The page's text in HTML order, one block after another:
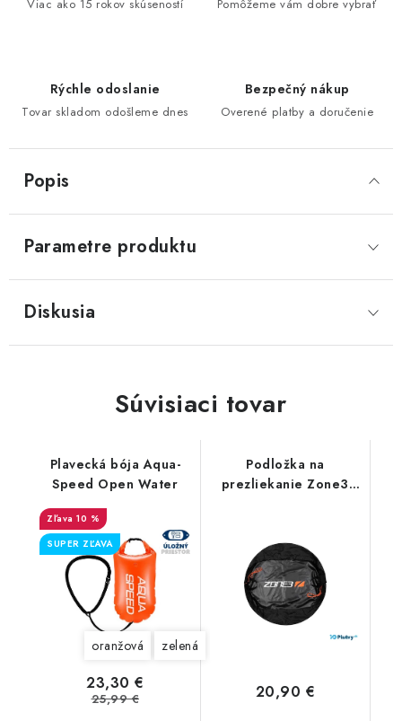
Viac ako 15 rokov skúseností Pomôžeme vám dobre vybrať
Rýchle odoslanie
Tovar skladom odošleme dnes
Bezpečný nákup
Overené platby a doručenie
Popis
Parametre produktu
Diskusia
Súvisiaci tovar
Plavecká bója Aqua-
Speed Open Water
10 %
SUPER ZĽAVA
oranžová zelená
23,30 €
25,99 €
Podložka na
prezliekanie Zone3
20,90 €